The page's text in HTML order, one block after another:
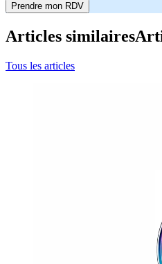
Prendre mon RDV
Articles similaires
Tous les articles